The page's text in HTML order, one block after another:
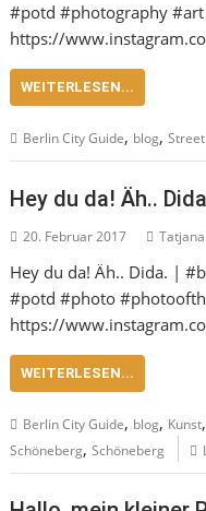
#potd #photography
https://
WEITERLESEN...
Berlin City Guide, blog,
Hey du da! Äh..
20. Februar 2017 Tatjana
Hey du da! Äh.. Dida. |
#potd #photo
https://
WEITERLESEN...
Berlin City Guide, blog, Kunst
Schöneberg,Schöneberg